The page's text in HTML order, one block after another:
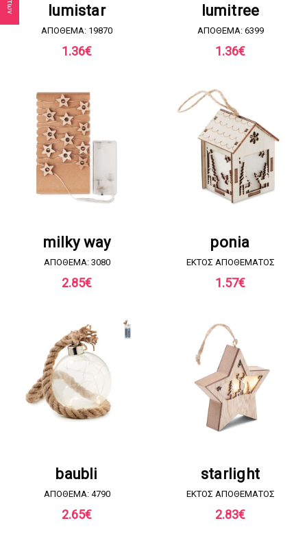
lumistar
ΑΠΟΘΕΜΑ: 19870
1.36€
lumitree
ΑΠΟΘΕΜΑ: 6399
1.36€
milky way
ΑΠΟΘΕΜΑ: 3080
2.85€
ponia
EKTOΣ ΑΠΟΘΕΜΑΤΟΣ
1.57€
baubli
ΑΠΟΘΕΜΑ: 4790
2.65€
starlight
EKTOΣ ΑΠΟΘΕΜΑΤΟΣ
2.83€